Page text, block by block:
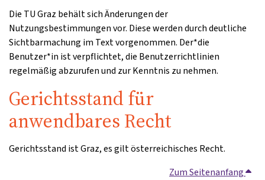
Die TU Graz behält sich Änderungen der
Nutzungsbestimmungen vor. Diese werden durch deutliche
Sichtbarmachung im Text vorgenommen. Der*die
Benutzer*in ist verpflichtet, die Benutzerrichtlinien
regelmäßig abzurufen und zur Kenntnis zu nehmen.
Gerichtsstand für
anwendbares Recht
Gerichtsstand ist Graz, es gilt österreichisches Recht.
Zum Seitenanfang